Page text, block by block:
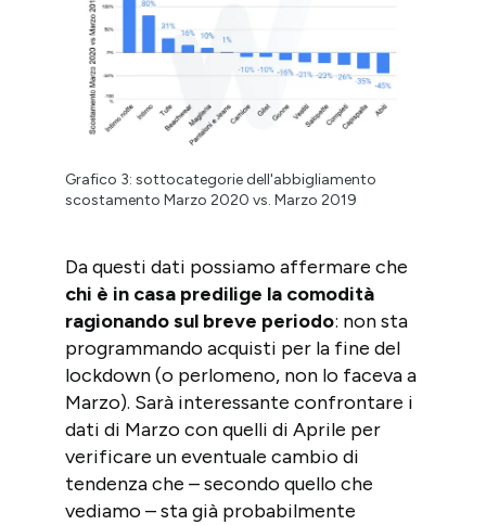
Grafico 3: sottocategorie dell'abbigliamento
scostamento Marzo 2020 vs. Marzo 2019
Da questi dati possiamo affermare che
chi è in casa predilige la comodità
ragionando sul breve periodo: non sta
programmando acquisti per la fine del
lockdown (o perlomeno, non lo faceva a
Marzo). Sarà interessante confrontare i
dati di Marzo con quelli di Aprile per
verificare un eventuale cambio di
tendenza che – secondo quello che
vediamo – sta già probabilmente